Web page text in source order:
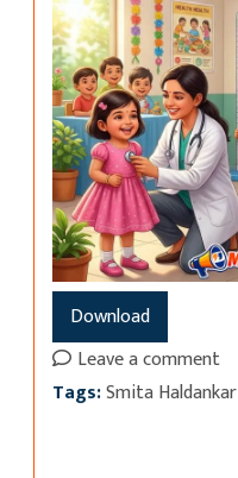
Download
Leave a comment
Tags:Smita Haldankar